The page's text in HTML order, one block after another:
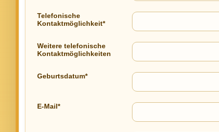
Telefonische
Kontaktmöglichkeit*
Weitere telefonische
Kontaktmöglichkeiten
Geburtsdatum*
E-Mail*